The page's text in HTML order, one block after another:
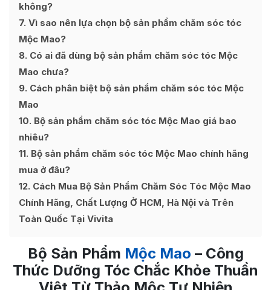
không?
7 Vì sao nên lựa chọn bộ sản phẩm chăm sóc tóc
Mộc Mao?
8 Có ai đã dùng bộ sản phẩm chăm sóc tóc Mộc
Mao chưa?
9 Cách phân biệt bộ sản phẩm chăm sóc tóc Mộc
Mao
10 Bộ sản phẩm chăm sóc tóc Mộc Mao giá bao
nhiêu?
11 Bộ sản phẩm chăm sóc tóc Mộc Mao chính hãng
mua ở đâu?
12 Cách Mua Bộ Sản Phẩm Chăm Sóc Tóc Mộc Mao
Chính Hãng, Chất Lượng Ở HCM, Hà Nội và Trên
Toàn Quốc Tại Vivita
Bộ Sản Phẩm Mộc Mao – Công
Thức Dưỡng Tóc Chắc Khỏe Thuần